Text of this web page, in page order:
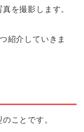
を撮影します。
紹介していきま
ことです。